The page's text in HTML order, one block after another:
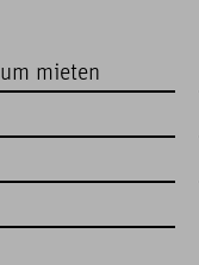
mieten